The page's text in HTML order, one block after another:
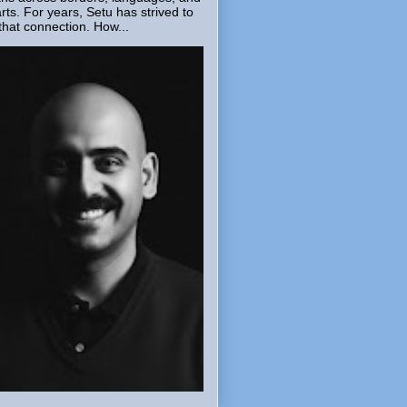
For years, Setu has strived to
connection. How...